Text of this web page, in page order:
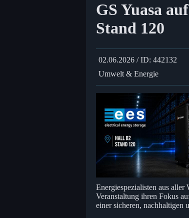
GS Yuasa
Stand 120
02.06.2026 / ID: 442132
Umwelt & Energie
Energiespezialisten aus
Veranstaltung ihren Fokus
einer sicheren, nachhaltigen